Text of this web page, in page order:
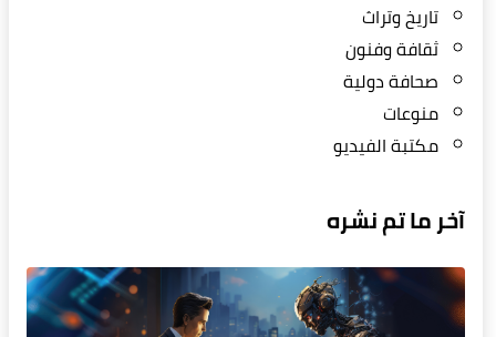
تاريخ وتراث
ثقافة وفنون
صحافة دولية
منوعات
مكتبة الفيديو
آخر ما تم نشره